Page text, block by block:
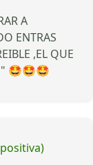
A
ENTRAS
,EL QUE
" 🤩🤩🤩